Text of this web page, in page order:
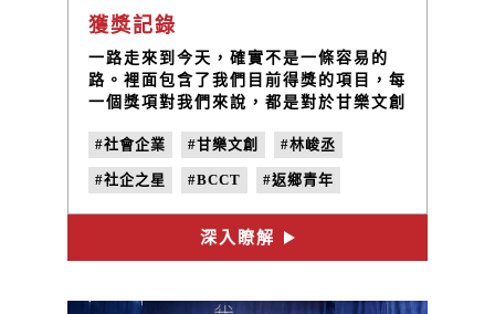
獲獎記錄
一路走來到今天，確實不是一條容易的
路。裡面包含了我們目前得獎的項目，每
一個獎項對我們來說，都是對於甘樂文創
發揮正向的影響力！
#社會企業 #甘樂文創 #林峻丞
#社企之星 #BCCT #返鄉青年
#地方創生
深入瞭解